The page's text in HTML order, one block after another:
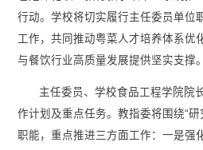
行动。学校将切实履行主任委员单位
工作，共同推动粤菜人才培养体系优
与餐饮行业高质量发展提供坚实支撑。
主任委员、学校食品工程学院院
作计划及重点任务。教指委将围绕“
职能，重点推进三方面工作：一是强